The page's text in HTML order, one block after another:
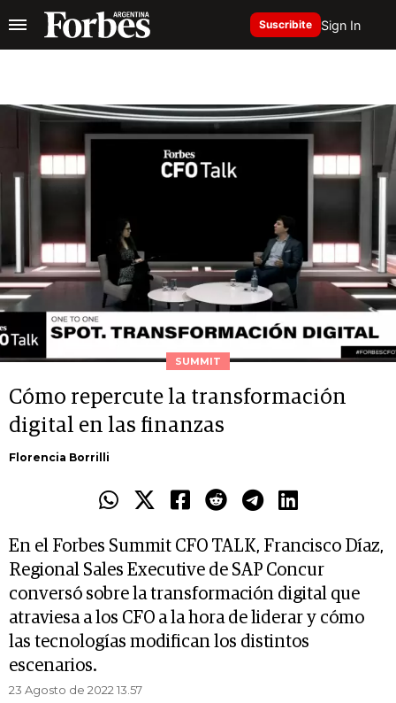
Suscribite Sign In
SUMMIT
Cómo repercute la transformación
digital en las finanzas
Florencia Borrilli
En el Forbes Summit CFO TALK, Francisco Díaz,
Regional Sales Executive de SAP Concur
conversó sobre la transformación digital que
atraviesa a los CFO a la hora de liderar y cómo
las tecnologías modifican los distintos
escenarios.
23 Agosto de 2022 13.57